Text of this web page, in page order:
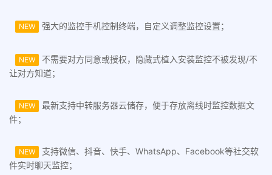
NEW 强大的监控手机控制终端，自定义调整监控设置；
NEW
不需要对方同意或授权，隐藏式植入安装监控不被发现/不
让对方知道；
NEW
最新支持中转服务器云储存，便于存放离线时监控数据文
件；
NEW
支持微信、抖音、快手、WhatsApp、Facebook等社交软
件实时聊天监控；